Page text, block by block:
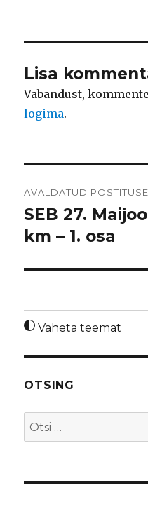
Lisa
Vabandust,
logima.
AVALDATUD
SEB 27.
km – 1. osa
Vaheta teemat
OTSING
Otsi: